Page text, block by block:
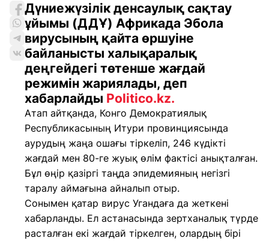
Дүниежүзілік денсаулық сақтау
ұйымы (ДДҰ) Африкада Эбола
вирусының қайта өршуіне
байланысты халықаралық
деңгейдегі төтенше жағдай
режимін жариялады, деп
хабарлайды Politico.kz.
Атап айтқанда, Конго Демократиялық
Республикасының Итури провинциясында
аурудың жаңа ошағы тіркеліп, 246 күдікті
жағдай мен 80-ге жуық өлім фактісі анықталған.
Бұл өңір қазіргі таңда эпидемияның негізгі
таралу аймағына айналып отыр.
Сонымен қатар вирус Угандаға да жеткені
хабарланды. Ел астанасында зертханалық түрде
расталған екі жағдай тіркелген, олардың бірі